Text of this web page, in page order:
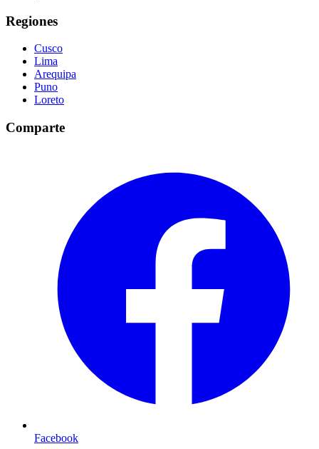
Regiones
Cusco
Lima
Arequipa
Puno
Loreto
Comparte
Facebook